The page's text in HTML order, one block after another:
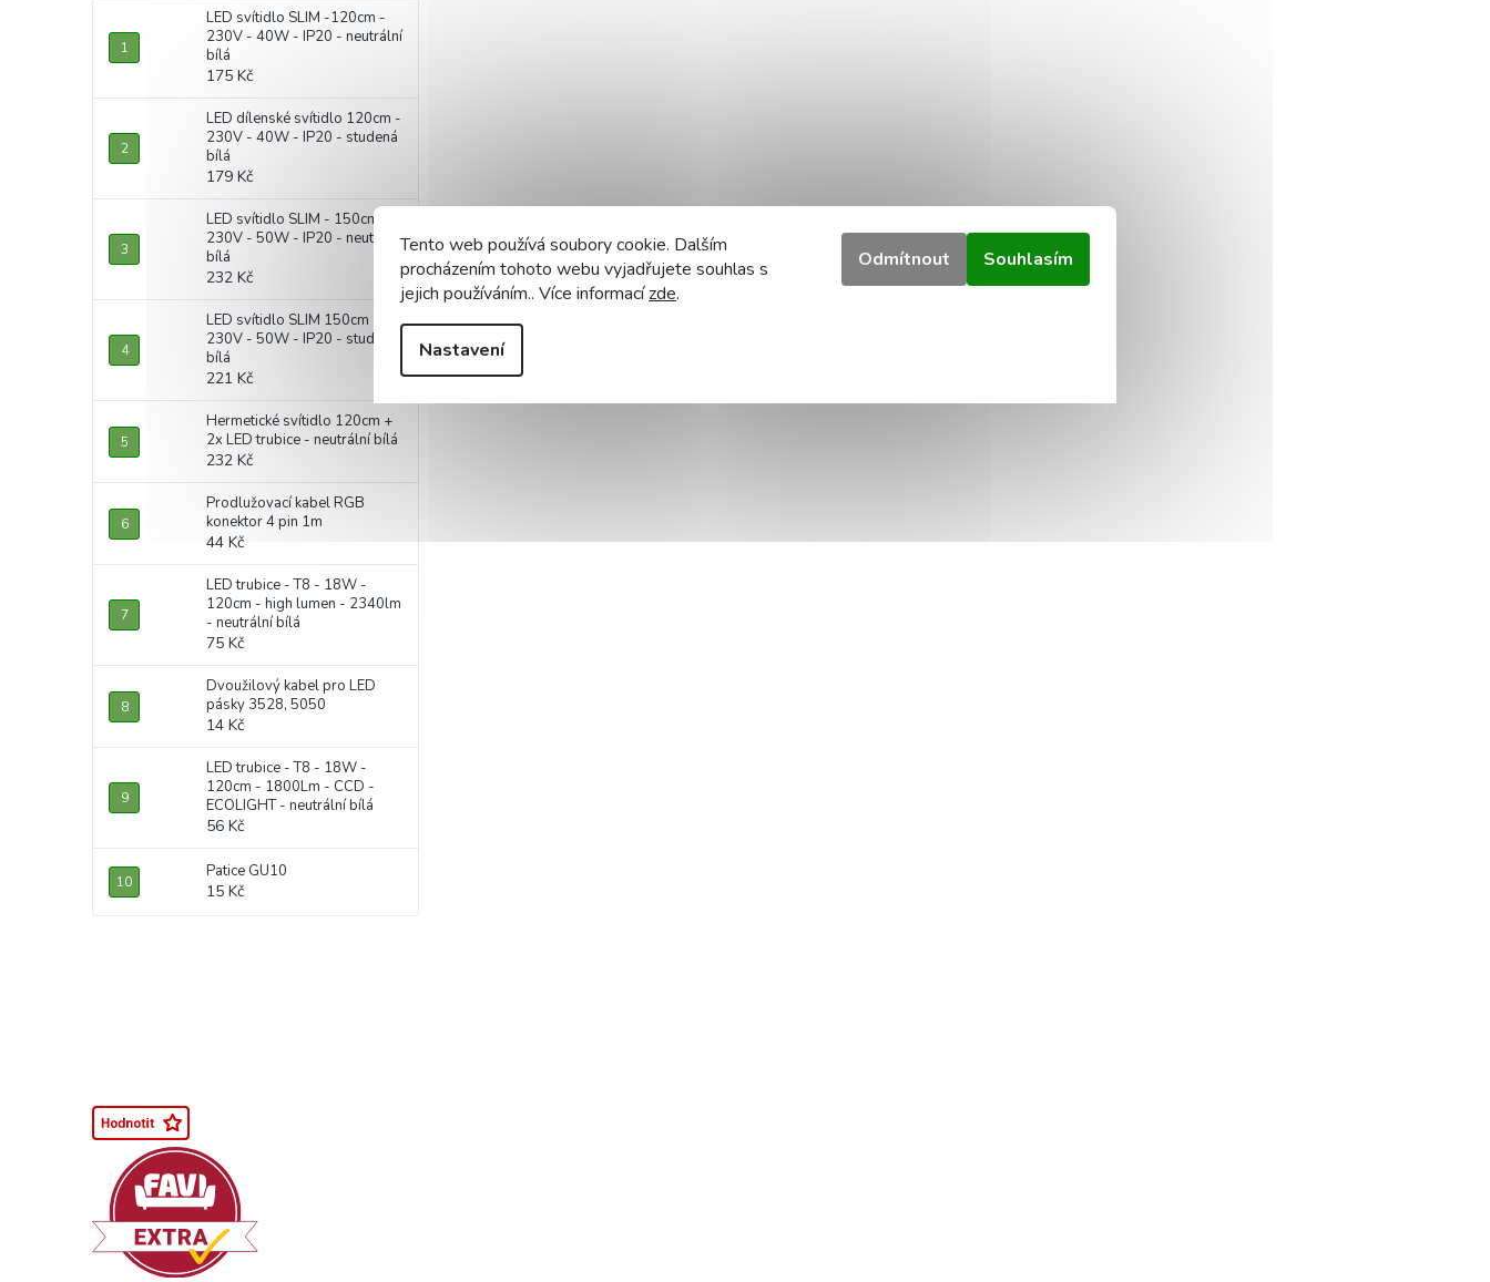
Tento web používá soubory cookie. Dalším
procházením tohoto webu vyjadřujete souhlas s
jejich používáním.. Více informacízde.
Nastavení
Odmítnout Souhlasím
LED svítidlo SLIM -120cm -
230V - 40W - IP20 - neutrální
bílá
175 Kč
LED dílenské svítidlo 120cm -
230V - 40W - IP20 - studená
bílá
179 Kč
LED svítidlo SLIM - 150cm -
230V - 50W - IP20 - neutrální
bílá
232 Kč
LED svítidlo SLIM 150cm -
230V - 50W - IP20 - studená
bílá
221 Kč
Hermetické svítidlo 120cm +
2x LED trubice - neutrální bílá
232 Kč
Prodlužovací kabel RGB
konektor 4 pin 1m
44 Kč
LED trubice - T8 - 18W -
120cm - high lumen - 2340lm
- neutrální bílá
75 Kč
Dvoužilový kabel pro LED
pásky 3528, 5050
14 Kč
LED trubice - T8 - 18W -
120cm - 1800Lm - CCD -
ECOLIGHT - neutrální bílá
56 Kč
Patice GU10
15 Kč